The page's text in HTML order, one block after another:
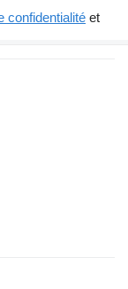
confidentialité et